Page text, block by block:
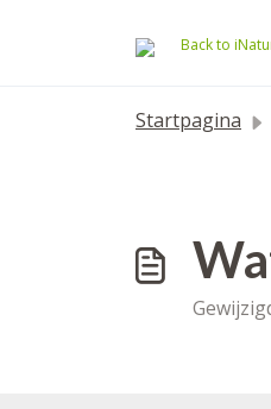
Back to
Startpagina